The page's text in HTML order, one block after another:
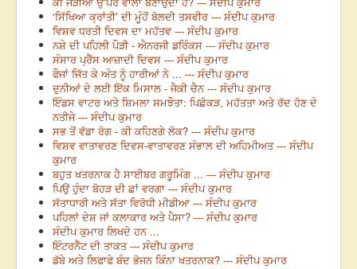
‘ਸਿੱਖਿਆ ਕ੍ਰਾਂਤੀ’ ਦੀ ਮੂੰਹੋਂ ਬੋਲਦੀ ਤਸਵੀਰ --- ਸੰਦੀਪ ਕੁਮਾਰ
ਵਿਸ਼ਵ ਧਰਤੀ ਦਿਵਸ ਦਾ ਮਹੱਤਵ --- ਸੰਦੀਪ ਕੁਮਾਰ
ਨਸ਼ੇ ਦੀ ਪਹਿਲੀ ਪੌੜੀ - ਐਨਰਜੀ ਡਰਿੰਕਸ --- ਸੰਦੀਪ ਕੁਮਾਰ
ਸੰਸਾਰ ਪ੍ਰੈੱਸ ਆਜ਼ਾਦੀ ਦਿਵਸ --- ਸੰਦੀਪ ਕੁਮਾਰ
ਫੌਜਾਂ ਜਿੱਤ ਕੇ ਅੰਤ ਨੂੰ ਹਾਰੀਆਂ ਨੇ ... --- ਸੰਦੀਪ ਕੁਮਾਰ
ਦੁਨੀਆਂ ਦੇ ਲਈ ਇੱਕ ਮਿਸਾਲ - ਜੈਕੀ ਚੈਨ --- ਸੰਦੀਪ ਕੁਮਾਰ
ਇੰਡਸ ਵਾਟਰ ਅਤੇ ਸ਼ਿਮਲਾ ਸਮਝੌਤਾ: ਪਿਛੋਕੜ, ਮਹੱਤਤਾ ਅਤੇ ਰੱਦ ਹੋਣ ਦੇ
ਨਤੀਜੇ --- ਸੰਦੀਪ ਕੁਮਾਰ
ਸਭ ਤੋਂ ਵੱਡਾ ਰੋਗ - ਕੀ ਕਹਿਣਗੇ ਲੋਕ? --- ਸੰਦੀਪ ਕੁਮਾਰ
ਵਿਸ਼ਵ ਵਾਤਾਵਰਣ ਦਿਵਸ-ਵਾਤਾਵਰਣ ਸੰਭਾਲ ਦੀ ਅਹਿਮੀਅਤ --- ਸੰਦੀਪ
ਕੁਮਾਰ
ਬਹੁਤ ਖਤਰਨਾਕ ਹੈ ਸਾਈਬਰ ਗਰੂਮਿੰਗ ... --- ਸੰਦੀਪ ਕੁਮਾਰ
ਪਿਉ ਹੁੰਦਾ ਬੋਹੜ ਦੀ ਛਾਂ ਵਰਗਾ --- ਸੰਦੀਪ ਕੁਮਾਰ
ਸੱਤਾਧਾਰੀ ਅਤੇ ਸੱਤਾ ਵਿਰੋਧੀ ਮੀਡੀਆ --- ਸੰਦੀਪ ਕੁਮਾਰ
ਪਹਿਲਾਂ ਦੇਸ਼ ਜਾਂ ਕਲਾਕਾਰ ਅਤੇ ਪੈਸਾ? --- ਸੰਦੀਪ ਕੁਮਾਰ
ਸੰਦੀਪ ਕੁਮਾਰ ਲਿਖਦੇ ਹਨ ...
ਇੰਟਰਨੈੱਟ ਦੀ ਤਾਕਤ --- ਸੰਦੀਪ ਕੁਮਾਰ
ਡੱਬੇ ਅਤੇ ਲਿਫਾਫੇ ਬੰਦ ਭੋਜਨ ਕਿੰਨਾ ਖਤਰਨਾਕ? --- ਸੰਦੀਪ ਕੁਮਾਰ